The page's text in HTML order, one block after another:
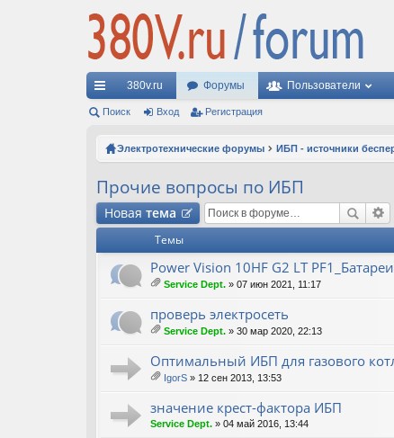
с
и
380v.ru Форумы Пользователи
Поиск Вход Регистрация
Электротехнические форумы ИБП - источники
Прочие вопросы по ИБП
Новая тема
Темы
Power Vision 10HF G2 LT
ло
ж
ен
ия
Service Dept. » 07 июн 2021, 11:17
проверь электросеть
ло
ж
ен
ия
Service Dept. » 30 мар 2020, 22:13
Оптимальный ИБП для газового
ло
ж
ия
IgorS » 12 сен 2013, 13:53
значение крест-фактора ИБП
Service Dept. » 04 май 2016, 13:44